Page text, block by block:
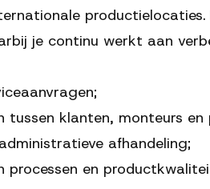
je continu werkt aan
klanten, monteurs en
afhandeling;
en